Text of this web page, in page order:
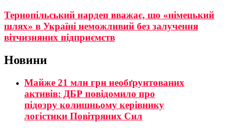
Тернопільський нардеп вважає, що «німецький
шлях» в Україні неможливий без залучення
вітчизняних підприємств
Новини
Майже 21 млн грн необґрунтованих
активів: ДБР повідомило про
підозру колишньому керівнику
логістики Повітряних Сил